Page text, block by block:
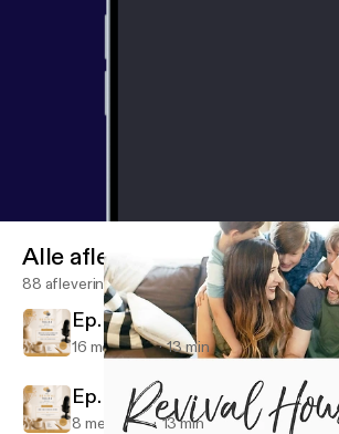
Alle afleveringen
88 afleveringen
Ep. 4 Grace in Seasons of
16 mei 2026 13 min
Ep. 3 Are You There, God?
8 mei 2026 13 min